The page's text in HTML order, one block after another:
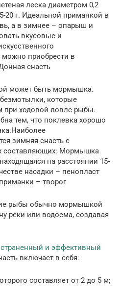
леска диаметром 0,2
20 г. Идеальной приманкой в
а в зимнее – опарыш и
вкусовые и
приобрести в
снасть
может быть мормышка.
которые
при ходовой ловле рыбы.
тем, что поклевка хорошо
зимняя снасть с
составляющих: Мормышка
на расстоянии 15-
насадки – пенопласт
– творог
рыбы обычно мормышкой
реки или водоема, создавая
и эффективный
включает в себя:
составляет от 2 до 5 м;